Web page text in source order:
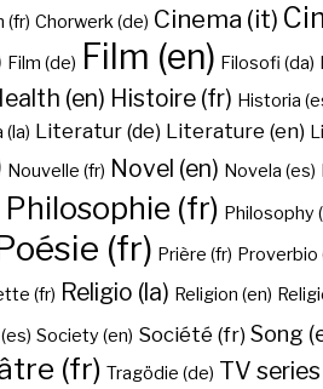
(fr) Chorwerk (de) Cinema (it)
Film (de) Film (en) Filosofi (da)
(en) Histoire (fr) Historia
(la) Literatur (de) Literature (en)
Nouvelle (fr) Novel (en) Novela (es)
Philosophie (fr) Philosophy
(fr) Prière (fr) Proverbio
(fr) Religio (la) Religion (en)
Society (en) Société (fr) Song
(fr) Tragödie (de) TV series